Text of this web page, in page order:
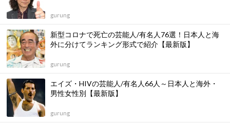
gurung
新型コロナで死亡の芸能人/有名人76選！日本人と海
外に分けてランキング形式で紹介【最新版】
gurung
エイズ・HIVの芸能人/有名人66人～日本人と海外・
男性女性別【最新版】
gurung